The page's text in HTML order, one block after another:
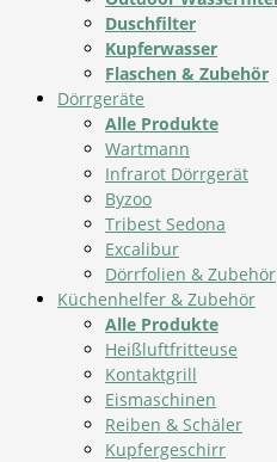
Duschfilter
Kupferwasser
Flaschen & Zubehör
Dörrgeräte
Alle Produkte
Wartmann
Infrarot Dörrgerät
Byzoo
Tribest Sedona
Excalibur
Dörrfolien & Zubehör
Küchenhelfer & Zubehör
Alle Produkte
Heißluftfritteuse
Kontaktgrill
Eismaschinen
Reiben & Schäler
Kupfergeschirr